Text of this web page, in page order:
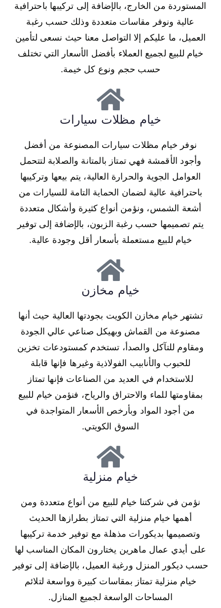
المستوردة من الخارج، بالإضافة إلى تركيبها باحترافية
عالية ونوفر مقاسات متعددة وذلك حسب رغبة
العميل، ما عليكم إلا التواصل معنا حيث نسعى لتأمين
خيام للبيع لجميع العملاء بأفضل الأسعار التي تختلف
حسب حجم ونوع كل خيمة.
خيام مظلات سيارات
نوفر خيام مظلات سيارات المصنوعة من أفضل
وأجود الأقمشة فهي تمتاز بالمتانة والصلابة لتتحمل
العوامل الجوية والحرارة العالية، يتم بيعها وتركيبها
باحترافية عالية لضمان الحماية التامة للسيارات من
أشعة الشمس، ونؤمن أنواع كثيرة وأشكال متعددة
يتم تصميمها حسب رغبة الزبون، بالإضافة إلى توفير
خيام للبيع مستعملة بأسعار أقل وجودة عالية.
خيام مخازن
تشتهر خيام مخازن الكويت بجودتها العالية حيث أنها
مصنوعة من القماش وبهيكل صناعي عالي الجودة
ومقاوم للتآكل والصدأ، تستخدم كمستودعات تخزين
للحبوب والأنابيب الفولاذية وغيرها فإنها قابلة
للاستخدام في العديد من الصناعات فإنها تمتاز
بمقاومتها للماء والاحتراق والرياح، فنؤمن خيام للبيع
من أجود المواد وبأرخص الأسعار المتواجدة في
السوق الكويتي.
خيام منزلية
نؤمن في شركتنا خيام للبيع من أنواع متعددة ومن
أهمها خيام منزلية التي تمتاز بطرازها الحديث
وتصميمها بديكورات مذهلة مع توفير خدمة تركيبها
على أيدي عمال ماهرين يختارون المكان المناسب لها
حسب ديكور المنزل ورغبة العميل، بالإضافة إلى توفير
خيام منزلية تمتاز بمقاسات كبيرة وواسعة لتلائم
المساحات الواسعة لجميع المنازل.